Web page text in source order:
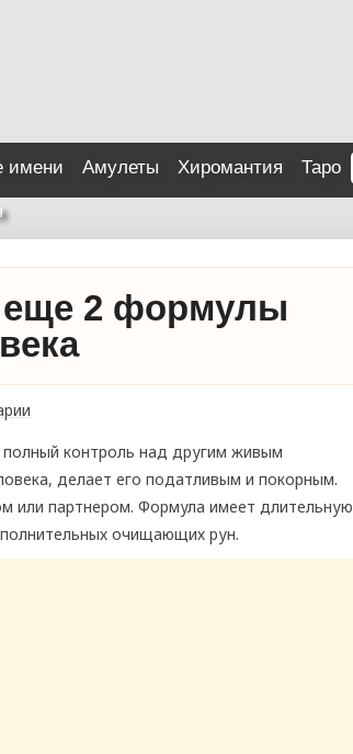
имени Амулеты Хиромантия Таро
еще 2 формулы
контроль над другим живым
делает его податливым и покорным.
или партнером. Формула имеет длительную
очищающих рун.